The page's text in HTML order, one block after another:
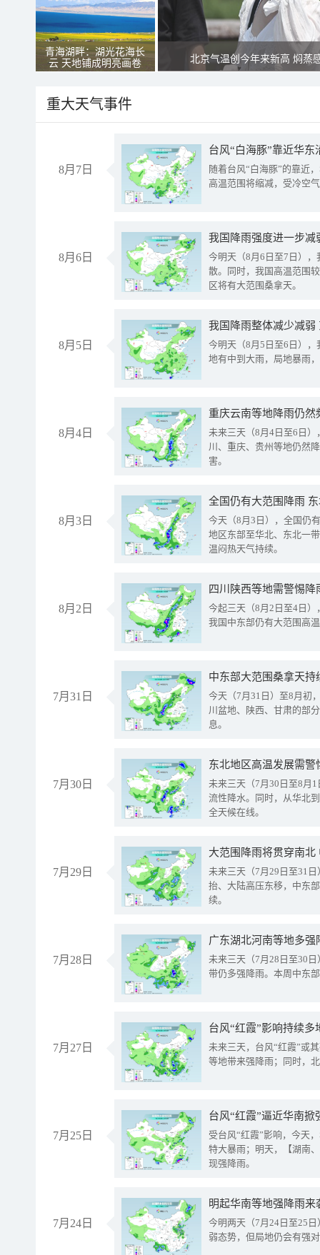
青海湖畔：湖光花海长
云 天地铺成明亮画卷
北京气温创今年来新高 焖蒸
重大天气事件
8月7日
台风“白海豚”靠近华
随着台风“白海豚”的靠近
高温范围将缩减，受冷空
8月6日
今明天（8月6日至7日）
散。同时，我国高温范围
区将有大范围桑拿天。
8月5日
我国降雨整体减少减弱
今明天（8月5日至6日）
地有中到大雨，局地暴雨
8月4日
重庆云南等地降雨仍然
未来三天（8月4日至6日
川、重庆、贵州等地仍然
害。
8月3日
全国仍有大范围降雨
今天（8月3日），全国仍
地区东部至华北、东北一
温闷热天气持续。
8月2日
今起三天（8月2日至4日
我国中东部仍有大范围高
7月31日
中东部大范围桑拿天
今天（7月31日）至8月初
川盆地、陕西、甘肃的部
息。
7月30日
东北地区高温发展需
未来三天（7月30日至8月
流性降水。同时，从华北
全天候在线。
7月29日
大范围降雨将贯穿南
未来三天（7月29日至31
抬、大陆高压东移，中东
续。
7月28日
广东湖北河南等地多
未来三天（7月28日至30
带仍多强降雨。本周中东
7月27日
台风“红霞”影响持续
未来三天，台风“红霞”或
等地带来强降雨；同时，
7月25日
台风“红霞”逼近华南
受台风“红霞”影响，今天
特大暴雨；明天，【湖南
现强降雨。
7月24日
明起华南等地强降雨
今明两天（7月24日至25
弱态势，但局地仍会有强